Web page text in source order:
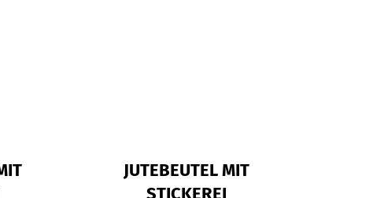
JUTEBEUTEL MIT
STICKEREI